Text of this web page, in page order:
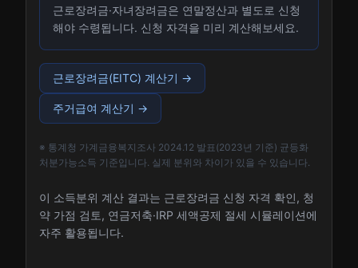
근로장려금·자녀장려금은 연말정산과 별도로 신청
해야 수령됩니다. 신청 자격을 미리 계산해보세요.
근로장려금(EITC) 계산기 →
주거급여 계산기 →
※ 통계청 가계금융복지조사 2024.12 발표(2023년 기준) 균등화
처분가능소득 기준입니다. 실제 분위와 차이가 있을 수 있습니다.
이 소득분위 계산 결과는 근로장려금 신청 자격 확인, 청
약 가점 검토, 연금저축·IRP 세액공제 절세 시뮬레이션에
자주 활용됩니다.